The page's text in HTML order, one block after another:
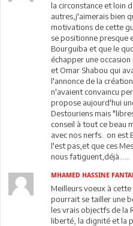
la circonstance et loin
autres,j'aimerais bien
motivations de cette
se positionne presque
Bourguiba et que le
échapper une
et Omar Shabou qui
l'annonce de la
n'avaient convaincu
propose aujourd'hui
Destouriens mais
conseil à tout ce beau
avec nos nerfs.. on est
l'est pas,et que ces
nous fatiguent,déjà......
MHAMED HASSINE
Meilleurs voeux à
pourrait se tailler une
les vrais objectfs de la
liberté, la dignité et la